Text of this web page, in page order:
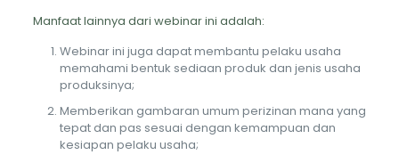
Manfaat lainnya dari webinar ini adalah:
Webinar ini juga dapat membantu pelaku usaha
memahami bentuk sediaan produk dan jenis usaha
produksinya;
Memberikan gambaran umum perizinan mana yang
tepat dan pas sesuai dengan kemampuan dan
kesiapan pelaku usaha;